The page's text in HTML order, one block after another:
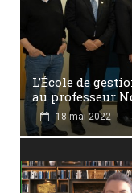
L’École de
au professeur
18 mai 2022